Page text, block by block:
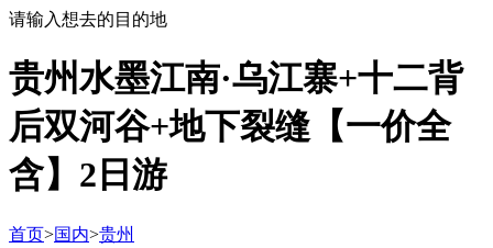
请输入想去的目的地
贵州水墨江南·乌江寨+十二背
后双河谷+地下裂缝【一价全
含】2日游
首页>国内>贵州